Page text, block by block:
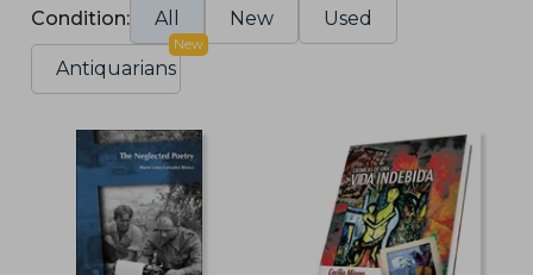
Condition: All New Used
Antiquarians
New